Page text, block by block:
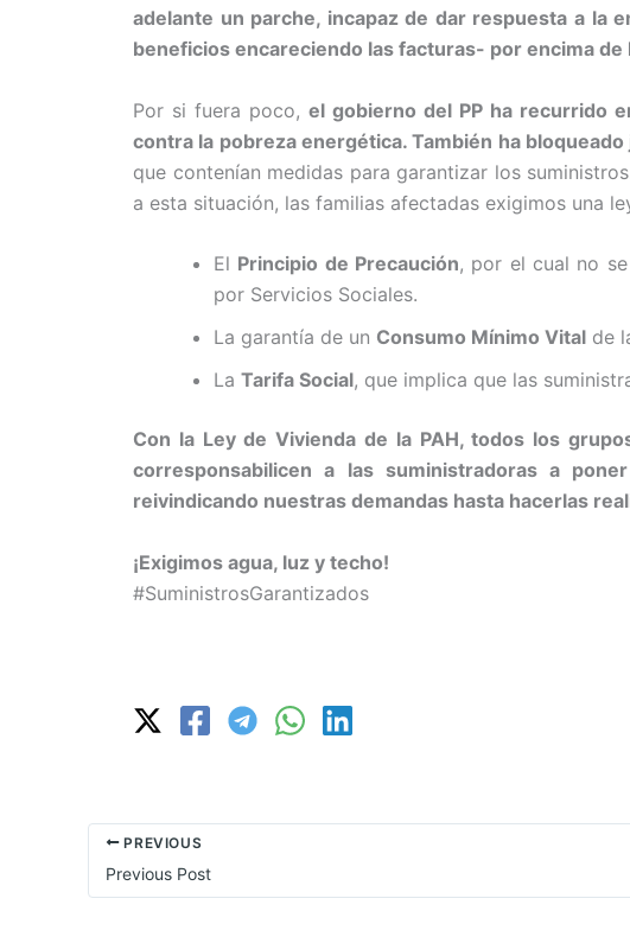
adelante un parche, incapaz de dar respuesta a la
beneficios encareciendo las facturas- por encima de
Por si fuera poco, el gobierno del PP ha recurrido
contra la pobreza energética. También ha
que contenían medidas para garantizar los
a esta situación, las familias afectadas exigimos una
El Principio de Precaución, por el cual no
por Servicios Sociales.
La garantía de un Consumo Mínimo Vital de
La Tarifa Social, que implica que las
Con la Ley de Vivienda de la PAH, todos los
corresponsabilicen a las suministradoras a
reivindicando nuestras demandas hasta hacerlas
¡Exigimos agua, luz y techo!
#SuministrosGarantizados
PREVIOUS
Previous Post